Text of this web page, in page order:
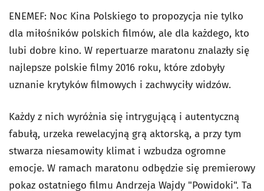
ENEMEF: Noc Kina Polskiego to propozycja nie tylko
dla miłośników polskich filmów, ale dla każdego, kto
lubi dobre kino. W repertuarze maratonu znalazły się
najlepsze polskie filmy 2016 roku, które zdobyły
uznanie krytyków filmowych i zachwyciły widzów.
Każdy z nich wyróżnia się intrygującą i autentyczną
fabułą, urzeka rewelacyjną grą aktorską, a przy tym
stwarza niesamowity klimat i wzbudza ogromne
emocje. W ramach maratonu odbędzie się premierowy
pokaz ostatniego filmu Andrzeja Wajdy "Powidoki". Ta